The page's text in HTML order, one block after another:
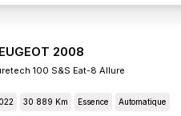
2008
100 S&s Eat-8 Allure
30 889 Km Essence Automatique